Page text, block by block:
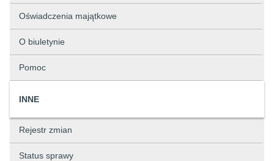
Oświadczenia majątkowe
O biuletynie
Pomoc
INNE
Rejestr zmian
Status sprawy